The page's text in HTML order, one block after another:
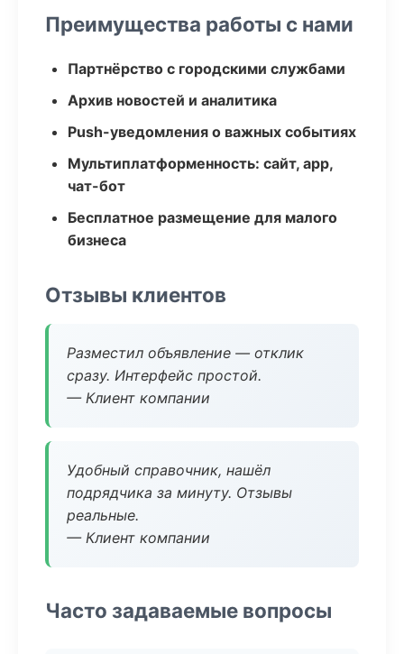
Преимущества работы с нами
Партнёрство с городскими службами
Архив новостей и аналитика
Push-уведомления о важных событиях
Мультиплатформенность: сайт, app,
чат-бот
Бесплатное размещение для малого
бизнеса
Отзывы клиентов
Разместил объявление — отклик
сразу. Интерфейс простой.
— Клиент компании
Удобный справочник, нашёл
подрядчика за минуту. Отзывы
реальные.
— Клиент компании
Часто задаваемые вопросы